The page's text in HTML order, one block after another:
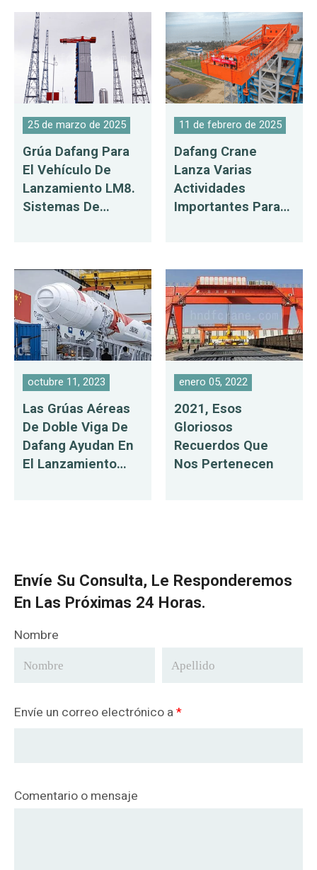
25 de marzo de 2025
Grúa Dafang Para
El Vehículo De
Lanzamiento LM8.
Sistemas De
Respaldan El
Lanzamiento De
Cohetes.
11 de febrero de 2025
Dafang Crane
Lanza Varias
Actividades
Importantes Para
octubre 11, 2023
Las Grúas Aéreas
De Doble Viga De
Dafang Ayudan En
El Lanzamiento
enero 05, 2022
2021, Esos
Gloriosos
Recuerdos Que
Nos Pertenecen
Envíe Su Consulta, Le Responderemos
En Las Próximas 24 Horas.
Nombre
Envíe un correo electrónico a*
Comentario o mensaje